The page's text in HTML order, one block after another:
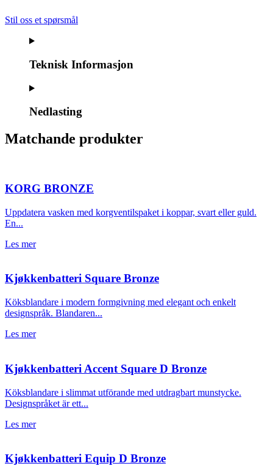
Stil oss et spørsmål
Teknisk Informasjon
Nedlasting
Matchande produkter
KORG BRONZE
Uppdatera vasken med korgventilspaket i koppar, svart eller guld.
En...
Les mer
Kjøkkenbatteri Square Bronze
Köksblandare i modern formgivning med elegant och enkelt
designspråk. Blandaren...
Les mer
Kjøkkenbatteri Accent Square D Bronze
Köksblandare i slimmat utförande med utdragbart munstycke.
Designspråket är ett...
Les mer
Kjøkkenbatteri Equip D Bronze